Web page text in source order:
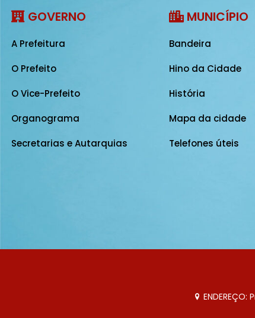
GOVERNO
A Prefeitura
O Prefeito
O Vice-Prefeito
Organograma
Secretarias e Autarquias
MUNICÍPIO
Bandeira
Hino da Cidade
História
Mapa da cidade
Telefones úteis